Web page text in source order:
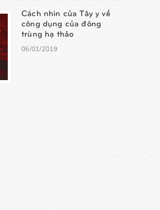
Cách nhìn của Tây y về
công dụng của đông
trùng hạ thảo
06/01/2019